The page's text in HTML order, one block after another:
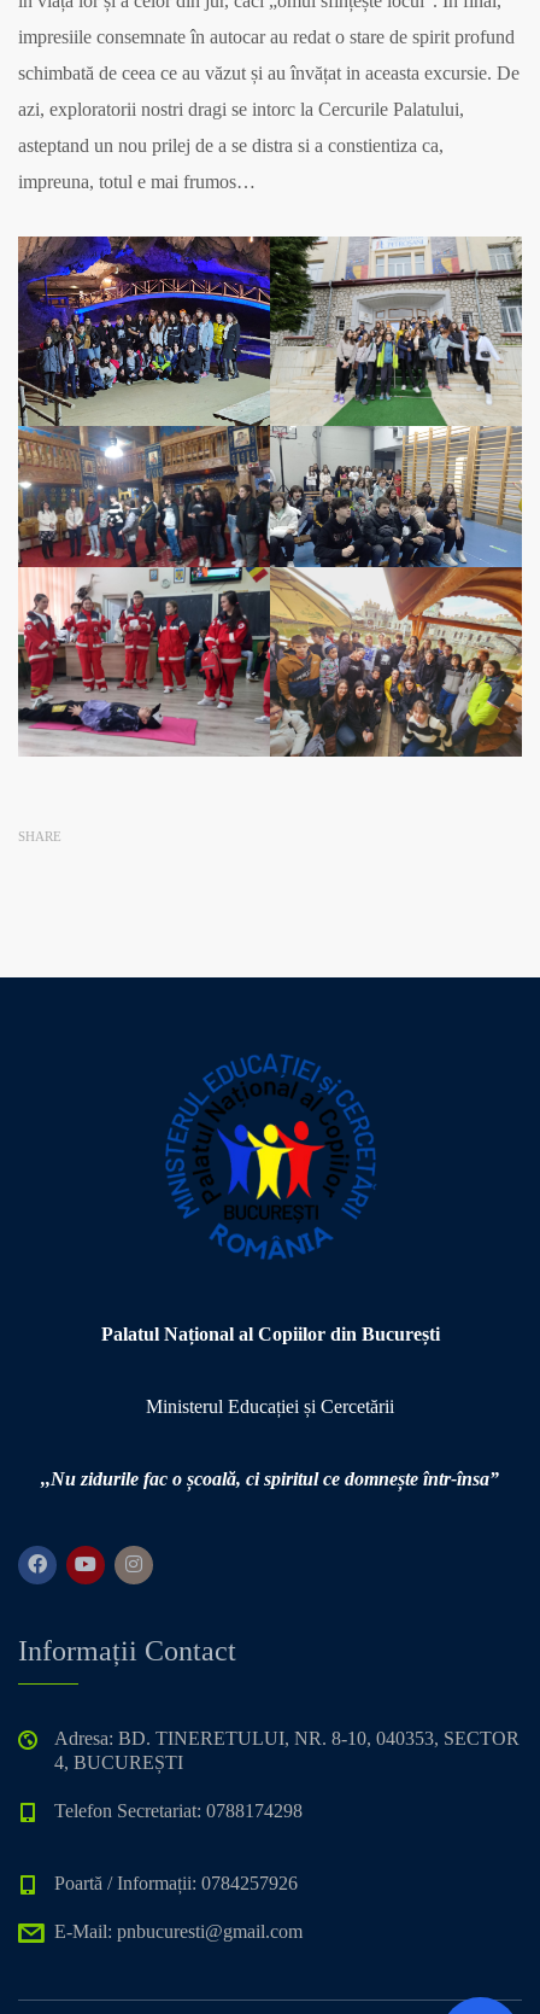
impresiile consemnate în autocar au redat o stare de spirit profund
schimbată de ceea ce au văzut și au învățat in aceasta excursie. De
azi, exploratorii nostri dragi se intorc la Cercurile Palatului,
asteptand un nou prilej de a se distra si a constientiza ca,
impreuna, totul e mai frumos…
SHARE
Palatul Național al Copiilor din București
Ministerul Educației și Cercetării
,,Nu zidurile fac o școală, ci spiritul ce domnește într-însa”
Informații Contact
Adresa: BD. TINERETULUI, NR. 8-10, 040353, SECTOR
4, BUCUREȘTI
Telefon Secretariat: 0788174298
Poartă / Informații: 0784257926
E-Mail: pnbucuresti@gmail.com